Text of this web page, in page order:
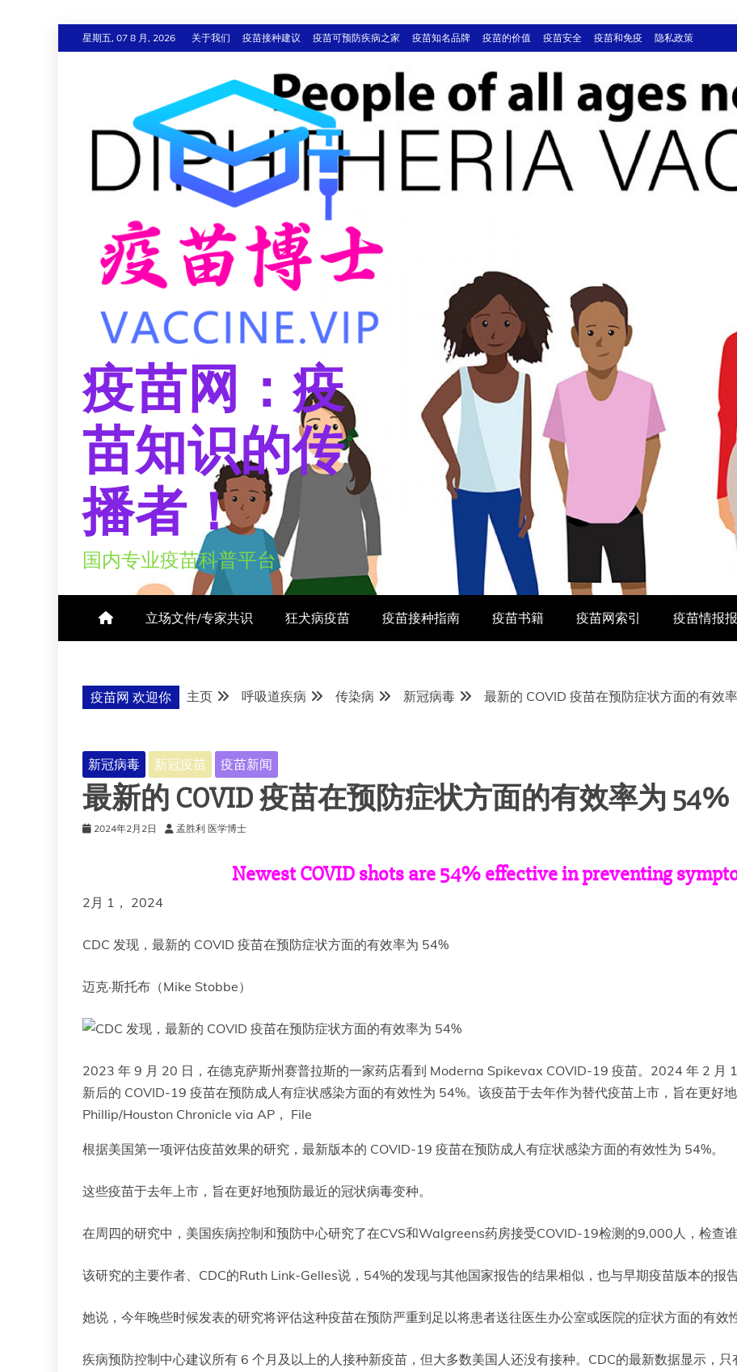
至
星期五, 07 8 月, 2026 关于我们 疫苗接种建议 疫苗可预防疾病之家 疫苗知名品牌 疫苗的价值 疫苗安全 疫苗和免疫 隐私政策
疫苗网：疫
苗知识的传
播者！
国内专业疫苗科普平台
立场文件/专家共识 狂犬病疫苗 疫苗接种指南 疫苗书籍 疫苗网索引 疫苗情报
疫苗网 欢迎你 主页 呼吸道疾病 传染病 新冠病毒 最新的 COVID 疫苗在预防症状方面的有效
新冠病毒 新冠疫苗 疫苗新闻
最新的 COVID 疫苗在预防症状方面的有效率为 54%
2024年2月2日 孟胜利 医学博士
Newest COVID shots are 54% effective in preventing
2月 1， 2024
CDC 发现，最新的 COVID 疫苗在预防症状方面的有效率为 54%
迈克·斯托布（Mike Stobbe）
2023 年 9 月 20 日，在德克萨斯州赛普拉斯的一家药店看到 Moderna Spikevax COVID-19 疫苗。2024 年 2 月
新后的 COVID-19 疫苗在预防成人有症状感染方面的有效性为 54%。该疫苗于去年作为替代疫苗上市，旨在更好
Phillip/Houston Chronicle via AP， File
根据美国第一项评估疫苗效果的研究，最新版本的 COVID-19 疫苗在预防成人有症状感染方面的有效性为 54%。
这些疫苗于去年上市，旨在更好地预防最近的冠状病毒变种。
在周四的研究中，美国疾病控制和预防中心研究了在CVS和Walgreens药房接受COVID-19检测的9,000人，检查
该研究的主要作者、CDC的Ruth Link-Gelles说，54%的发现与其他国家报告的结果相似，也与早期疫苗版本的报告
她说，今年晚些时候发表的研究将评估这种疫苗在预防严重到足以将患者送往医生办公室或医院的症状方面的有效性
疾病预防控制中心建议所有 6 个月及以上的人接种新疫苗，但大多数美国人还没有接种。CDC的最新数据显示，